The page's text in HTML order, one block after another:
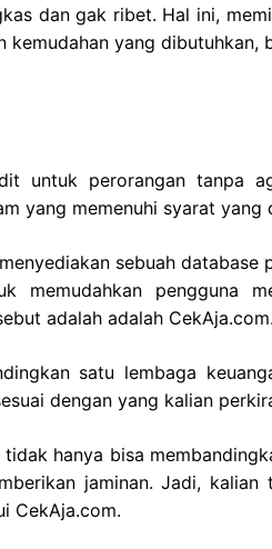
dan gak ribet. Hal ini,
kemudahan yang dibutuhkan,
untuk perorangan tanpa
yang memenuhi syarat yang
sebuah database
memudahkan pengguna
adalah adalah CekAja.com.
satu lembaga
dengan yang kalian
hanya bisa
jaminan. Jadi,
CekAja.com.